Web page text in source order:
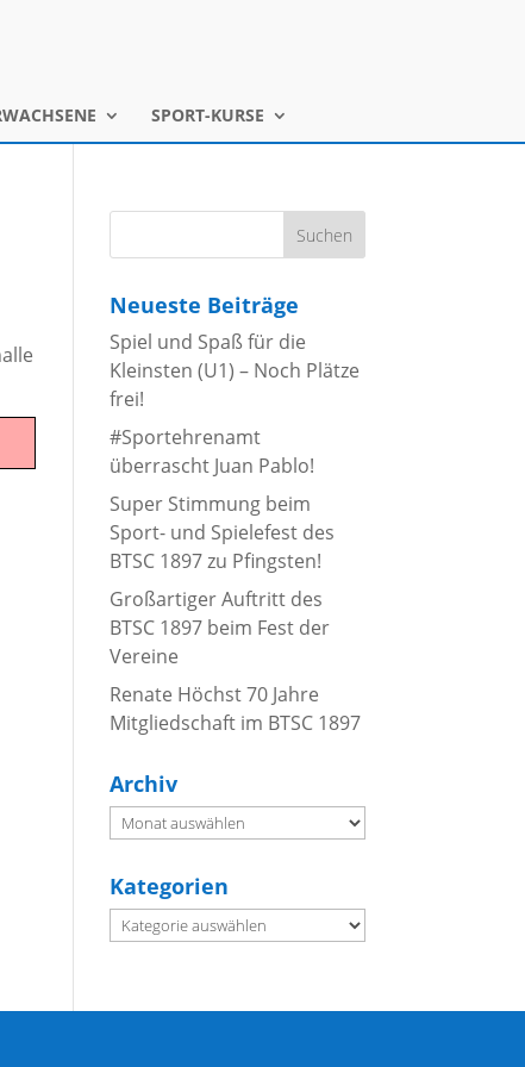
SPORT-KURSE
Neueste Beiträge
Spiel und Spaß für die
Kleinsten (U1) – Noch Plätze
frei!
#Sportehrenamt
überrascht Juan Pablo!
Super Stimmung beim
Sport- und Spielefest des
BTSC 1897 zu Pfingsten!
Großartiger Auftritt des
BTSC 1897 beim Fest der
Vereine
Renate Höchst 70 Jahre
Mitgliedschaft im BTSC 1897
Archiv
Archiv
Kategorien
Kategorien